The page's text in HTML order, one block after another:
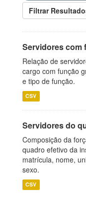
Filtrar
Servidores com
Relação de
cargo com função
e tipo de função.
CSV
Servidores do
Composição da
quadro efetivo da
matrícula, nome,
sexo.
CSV